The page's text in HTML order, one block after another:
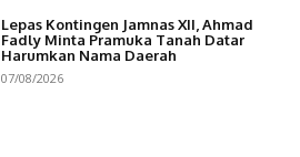
Lepas Kontingen Jamnas XII, Ahmad
Fadly Minta Pramuka Tanah Datar
Harumkan Nama Daerah
07/08/2026